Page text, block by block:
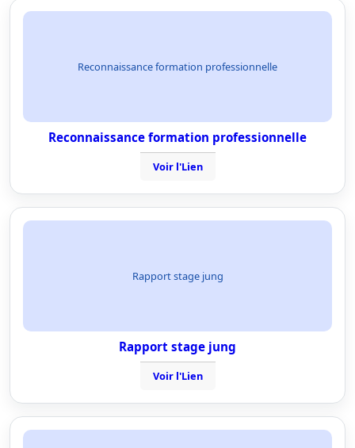
Reconnaissance formation professionnelle
Reconnaissance formation professionnelle
Voir l'Lien
Rapport stage jung
Rapport stage jung
Voir l'Lien